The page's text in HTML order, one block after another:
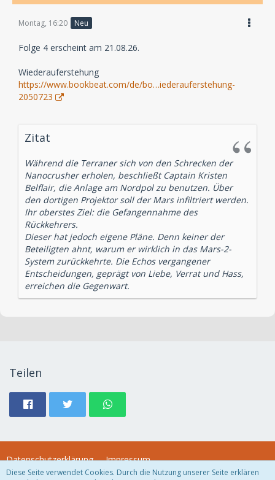
Montag, 16:20 Neu
Folge 4 erscheint am 21.08.26.
Wiederauferstehung
https://www.bookbeat.com/de/bo…iederauferstehung-
2050723
Zitat
Während die Terraner sich von den Schrecken der
Nanocrusher erholen, beschließt Captain Kristen
Belflair, die Anlage am Nordpol zu benutzen. Über
den dortigen Projektor soll der Mars infiltriert werden.
Ihr oberstes Ziel: die Gefangennahme des
Rückkehrers.
Dieser hat jedoch eigene Pläne. Denn keiner der
Beteiligten ahnt, warum er wirklich in das Mars-2-
System zurückkehrte. Die Echos vergangener
Entscheidungen, geprägt von Liebe, Verrat und Hass,
erreichen die Gegenwart.
Teilen
Datenschutzerklärung Impressum
Diese Seite verwendet Cookies. Durch die Nutzung unserer Seite erklären